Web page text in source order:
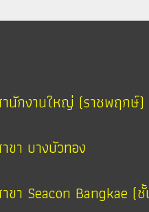
นักงานใหญ่ (ราชพฤกษ์)
า บางบัวทอง
า Seacon Bangkae (